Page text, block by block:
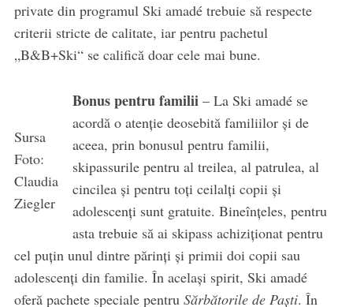
private din programul Ski amadé trebuie să respecte
criterii stricte de calitate, iar pentru pachetul
„B&B+Ski“ se califică doar cele mai bune.
Sursa
Foto:
Claudia
Ziegler
Bonus pentru familii– La Ski amadé se
acordă o atenție deosebită familiilor și de
aceea, prin bonusul pentru familii,
skipassurile pentru al treilea, al patrulea, al
cincilea și pentru toți ceilalți copii și
adolescenți sunt gratuite. Bineînțeles, pentru
asta trebuie să ai skipass achiziționat pentru
cel puțin unul dintre părinți și primii doi copii sau
adolescenți din familie. În același spirit, Ski amadé
oferă pachete speciale pentru Sărbătorile de Paști. În